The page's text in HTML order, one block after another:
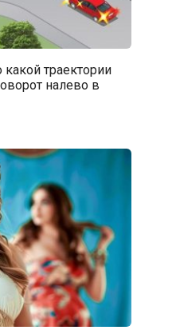
траектории
налево в